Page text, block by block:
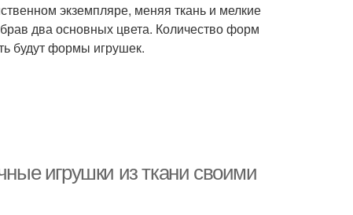
экземпляре, меняя ткань и мелкие
два основных цвета. Количество форм
будут формы игрушек.
игрушки из ткани своими